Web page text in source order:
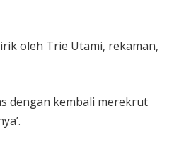
oleh Trie Utami, rekaman,
dengan kembali merekrut